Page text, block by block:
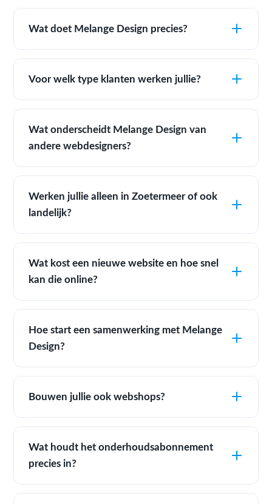
Wat doet Melange Design precies?
Voor welk type klanten werken jullie?
Wat onderscheidt Melange Design van
andere webdesigners?
Werken jullie alleen in Zoetermeer of ook
landelijk?
Wat kost een nieuwe website en hoe snel
kan die online?
Hoe start een samenwerking met Melange
Design?
Bouwen jullie ook webshops?
Wat houdt het onderhoudsabonnement
precies in?